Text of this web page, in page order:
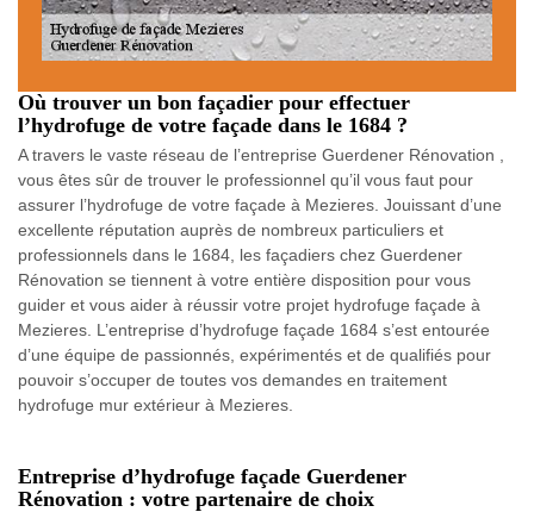
Où trouver un bon façadier pour effectuer
l’hydrofuge de votre façade dans le 1684 ?
A travers le vaste réseau de l’entreprise Guerdener Rénovation ,
vous êtes sûr de trouver le professionnel qu’il vous faut pour
assurer l’hydrofuge de votre façade à Mezieres. Jouissant d’une
excellente réputation auprès de nombreux particuliers et
professionnels dans le 1684, les façadiers chez Guerdener
Rénovation se tiennent à votre entière disposition pour vous
guider et vous aider à réussir votre projet hydrofuge façade à
Mezieres. L’entreprise d’hydrofuge façade 1684 s’est entourée
d’une équipe de passionnés, expérimentés et de qualifiés pour
pouvoir s’occuper de toutes vos demandes en traitement
hydrofuge mur extérieur à Mezieres.
Entreprise d’hydrofuge façade Guerdener
Rénovation : votre partenaire de choix